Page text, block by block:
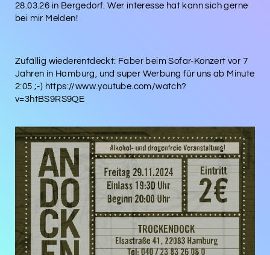
28.03.26 in Bergedorf. Wer interesse hat kann sich gerne
bei mir Melden!
Zufällig wiederentdeckt: Faber beim Sofar-Konzert vor 7
Jahren in Hamburg, und super Werbung für uns ab Minute
2:05 ;-) https://www.youtube.com/watch?
v=3htBS9RS9QE